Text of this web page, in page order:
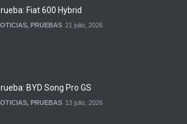
Fiat 600 Hybrid
, PRUEBAS 21 julio, 2026
BYD Song Pro GS
, PRUEBAS 13 julio, 2026